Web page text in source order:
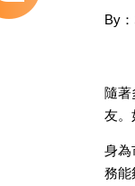
By
隨著
友。
身為
務能